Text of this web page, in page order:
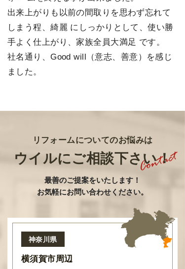
出来上がりも以前の間取りを思わず忘れて
しまう程、綺麗 にしっかりとして、使い勝
手よく仕上がり、家族全員大満足 です。
社名通り、Good will（意志、善意）を感じ
ました。
リフォームについてのお悩みは
ウイルにご相談下さい！
最善のご提案をいたします ！
お気軽にお問い合わせください。
神奈川県
横須賀市周辺